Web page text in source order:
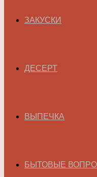
ЗАКУСКИ
ДЕСЕРТ
ВЫПЕЧКА
БЫТОВЫЕ